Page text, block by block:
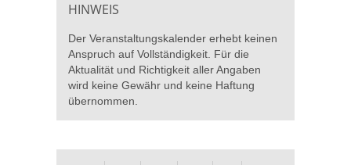
HINWEIS
Der Veranstaltungskalender erhebt keinen
Anspruch auf Vollständigkeit. Für die
Aktualität und Richtigkeit aller Angaben
wird keine Gewähr und keine Haftung
übernommen.